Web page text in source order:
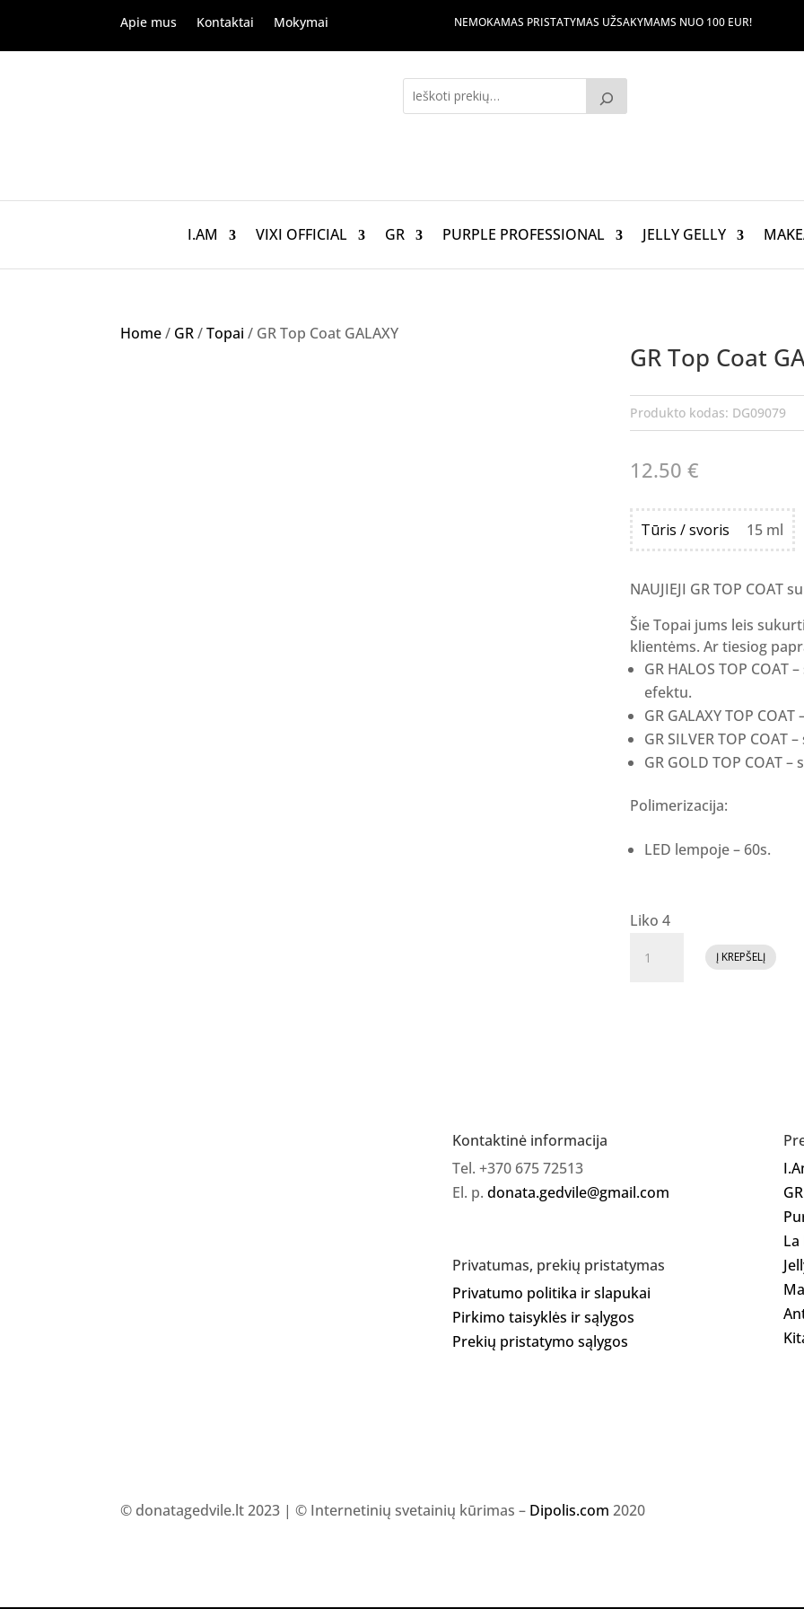
Apie mus Kontaktai Mokymai NEMOKAMAS PRISTATYMAS UŽSAKYMAMS NUO 100 EUR!
I.AM VIXI OFFICIAL GR PURPLE PROFESSIONAL JELLY GELLY
Home/ GR/Topai / GR Top Coat GALAXY
GR Top Coat
Produkto kodas: DG09079
12.50 €
Tūris / svoris 15 ml
NAUJIEJI GR TOP COAT
Šie Topai jums leis
klientėms. Ar tiesiog
GR HALOS TOP
efektu.
GR GALAXY TOP
GR SILVER TOP
GR GOLD TOP COAT
Polimerizacija:
LED lempoje – 60s.
Liko 4
kiekis:
Į KREPŠELĮ
Kontaktinė informacija
Tel. +370 675 72513
El. p. donata.gedvile@gmail.com
Privatumas, prekių pristatymas
Privatumo politika ir slapukai
Pirkimo taisyklės ir sąlygos
Prekių pristatymo sąlygos
GR
La
© donatagedvile.lt 2023 | © Internetinių svetainių kūrimas – Dipolis.com 2020